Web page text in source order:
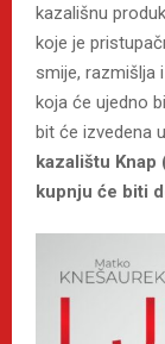
kazališnu
koje je
smije, razmišlja
koja će ujedno
bit će izvedena
kazalištu Knap
kupnju će biti